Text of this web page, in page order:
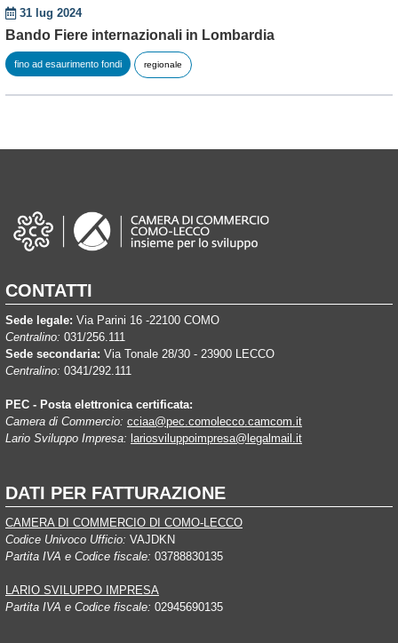
31 lug 2024
Bando Fiere internazionali in Lombardia
fino ad esaurimento fondi regionale
CONTATTI
Sede legale: Via Parini 16 -22100 COMO
Centralino: 031/256.111
Sede secondaria: Via Tonale 28/30 - 23900 LECCO
Centralino: 0341/292.111
PEC - Posta elettronica certificata:
Camera di Commercio: cciaa@pec.comolecco.camcom.it
Lario Sviluppo Impresa: lariosviluppoimpresa@legalmail.it
DATI PER FATTURAZIONE
CAMERA DI COMMERCIO DI COMO-LECCO
Codice Univoco Ufficio: VAJDKN
Partita IVA e Codice fiscale: 03788830135
LARIO SVILUPPO IMPRESA
Partita IVA e Codice fiscale: 02945690135